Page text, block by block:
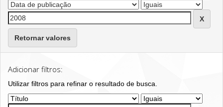
Retornar valores
Adicionar filtros:
Utilizar filtros para refinar o resultado de busca.